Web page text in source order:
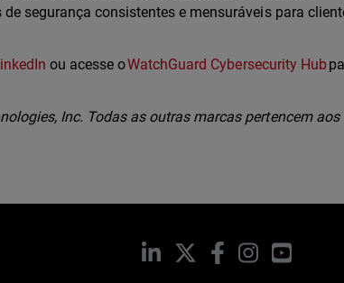
segurança consistentes e mensuráveis para
ou acesse oWatchGuard Cybersecurity Hub
Inc. Todas as outras marcas pertencem aos
LinkedIn Facebook
InstagramYouTube